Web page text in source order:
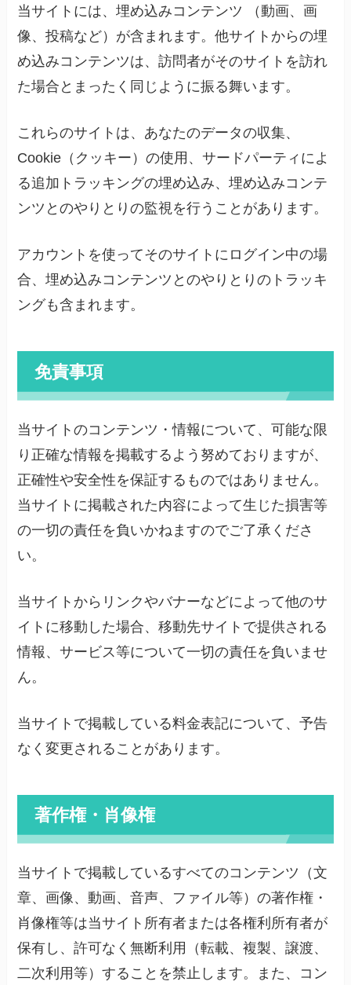
当サイトには、埋め込みコンテンツ （動画、画
像、投稿など）が含まれます。他サイトからの埋
め込みコンテンツは、訪問者がそのサイトを訪れ
た場合とまったく同じように振る舞います。
これらのサイトは、あなたのデータの収集、
Cookie（クッキー）の使用、サードパーティによ
る追加トラッキングの埋め込み、埋め込みコンテ
ンツとのやりとりの監視を行うことがあります。
アカウントを使ってそのサイトにログイン中の場
合、埋め込みコンテンツとのやりとりのトラッキ
ングも含まれます。
免責事項
当サイトのコンテンツ・情報について、可能な限
り正確な情報を掲載するよう努めておりますが、
正確性や安全性を保証するものではありません。
当サイトに掲載された内容によって生じた損害等
の一切の責任を負いかねますのでご了承くださ
い。
当サイトからリンクやバナーなどによって他のサ
イトに移動した場合、移動先サイトで提供される
情報、サービス等について一切の責任を負いませ
ん。
当サイトで掲載している料金表記について、予告
なく変更されることがあります。
著作権・肖像権
当サイトで掲載しているすべてのコンテンツ（文
章、画像、動画、音声、ファイル等）の著作権・
肖像権等は当サイト所有者または各権利所有者が
保有し、許可なく無断利用（転載、複製、譲渡、
二次利用等）することを禁止します。また、コン